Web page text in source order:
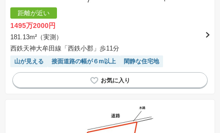
距離が近い
1495万2000円
181.13m²（実測）
西鉄天神大牟田線「西鉄小郡」歩11分
山が見える 接面道路の幅が６m以上 閑静な住宅地